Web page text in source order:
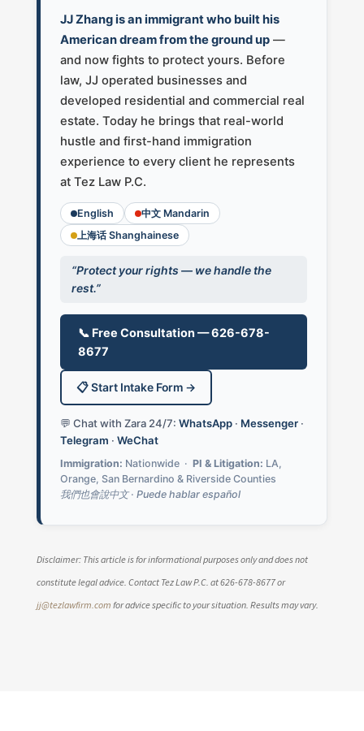
JJ Zhang is an immigrant who built his
American dream from the ground up—
and now fights to protect yours. Before
law, JJ operated businesses and
developed residential and commercial real
estate. Today he brings that real-world
hustle and first-hand immigration
experience to every client he represents
at Tez Law P.C.
English
中文 Mandarin
上海话 Shanghainese
“Protect your rights — we handle the
rest.”
📞 Free Consultation — 626-678-
8677
📋 Start Intake Form →
💬 Chat with Zara 24/7: WhatsApp· Messenger·
Telegram · WeChat
Immigration: Nationwide · PI & Litigation: LA,
Orange, San Bernardino & Riverside Counties
我們也會說中文 · Puede hablar español
Disclaimer: This article is for informational purposes only and does not
constitute legal advice. Contact Tez Law P.C. at 626-678-8677 or
jj@tezlawfirm.com for advice specific to your situation. Results may vary.